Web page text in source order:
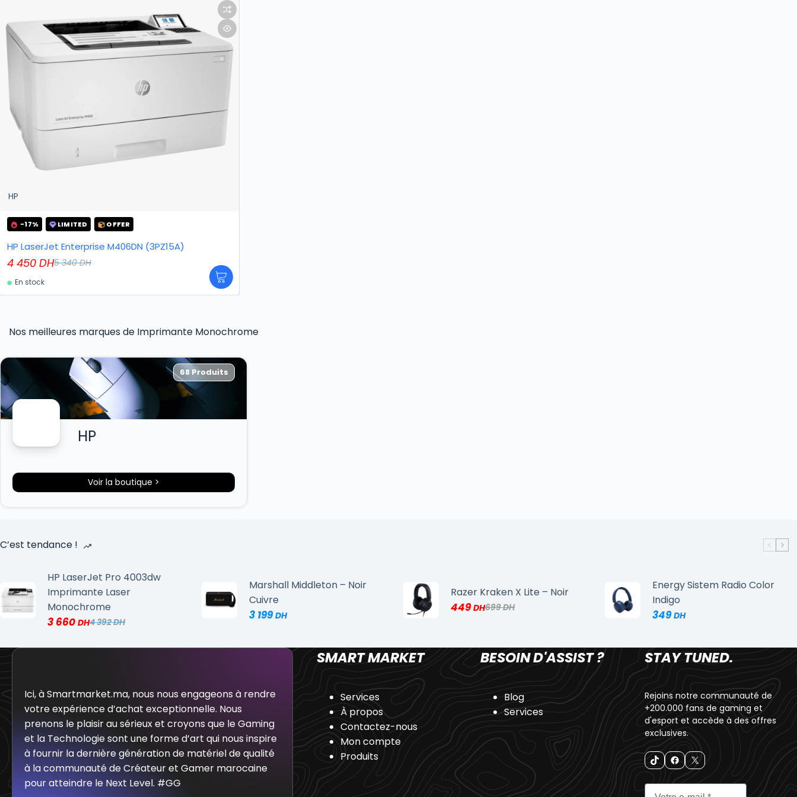
HP
-17% LIMITED OFFER
HP LaserJet Enterprise M406DN (3PZ15A)
5 340DH
4 450 DH
En stock
Nos meilleures marques de Imprimante Monochrome
68 Produits
HP
Voir la boutique >
C’est tendance !
HP LaserJet Pro 4003dw
Imprimante Laser
Monochrome
4 392
3 660
Marshall Middleton – Noir
Cuivre
3 199
Razer Kraken X Lite – Noir
699
449
Energy Sistem Radio Color
Indigo
349
Ici, à Smartmarket.ma, nous nous engageons à rendre
votre expérience d’achat exceptionnelle. Nous
prenons le plaisir au sérieux et croyons que le Gaming
et la Technologie sont une forme d’art qui nous inspire
à fournir la dernière génération de matériel de qualité
à la communauté de Créateur et Gamer marocaine
pour atteindre le Next Level. #GG
SMART MARKET
Services
À propos
Contactez-nous
Mon compte
Produits
BESOIN D'ASSIST ?
Blog
Services
STAY TUNED.
Rejoins notre communauté de
+200.000 fans de gaming et
d'esport et accède à des offres
exclusives.